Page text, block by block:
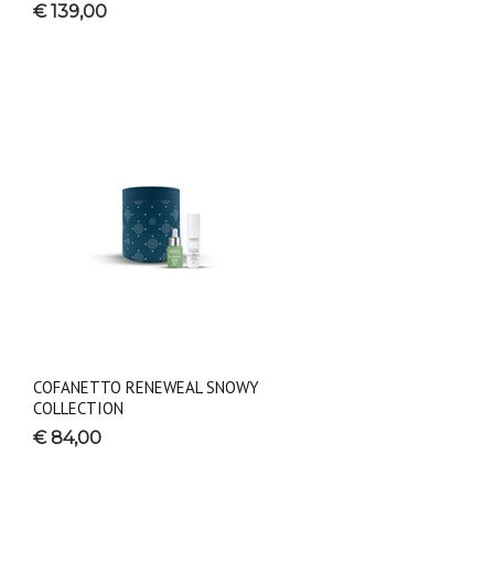
€ 139,00
COFANETTO RENEWEAL SNOWY
COLLECTION
€ 84,00